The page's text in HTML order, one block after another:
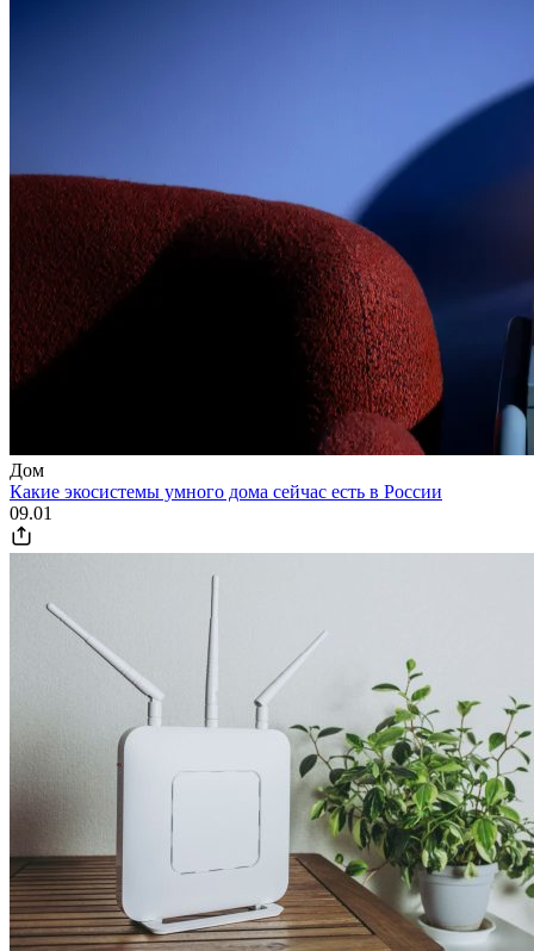
Дом
Какие экосистемы умного дома сейчас есть в России
09.01